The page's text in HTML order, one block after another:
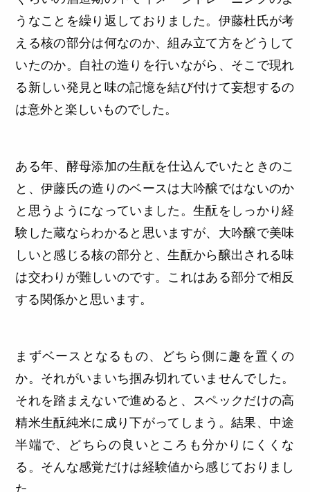
うなことを繰り返しておりました。伊藤杜氏が考
える核の部分は何なのか、組み立て方をどうして
いたのか。自社の造りを行いながら、そこで現れ
る新しい発見と味の記憶を結び付けて妄想するの
は意外と楽しいものでした。
ある年、酵母添加の生酛を仕込んでいたときのこ
と、伊藤氏の造りのベースは大吟醸ではないのか
と思うようになっていました。生酛をしっかり経
験した蔵ならわかると思いますが、大吟醸で美味
しいと感じる核の部分と、生酛から醸出される味
は交わりが難しいのです。これはある部分で相反
する関係かと思います。
まずベースとなるもの、どちら側に趣を置くの
か。それがいまいち掴み切れていませんでした。
それを踏まえないで進めると、スペックだけの高
精米生酛純米に成り下がってしまう。結果、中途
半端で、どちらの良いところも分かりにくくな
る。そんな感覚だけは経験値から感じておりまし
た。